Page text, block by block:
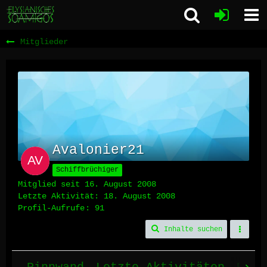
Mitglieder
Avalonier21
Schiffbrüchiger
Mitglied seit 16. August 2008
Letzte Aktivität: 18. August 2008
Profil-Aufrufe
91
Inhalte suchen